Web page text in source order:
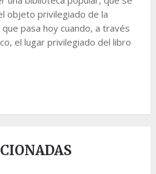
objeto privilegiado de la
pasa hoy cuando, a través
el lugar privilegiado del libro